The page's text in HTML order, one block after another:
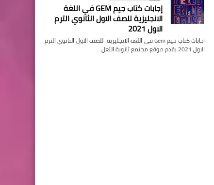
إجابات كتاب جيم GEM في اللغة
الانجليزية للصف الاول الثانوي الترم
الاول 2021
اجابات كتاب جيم Gem فى اللغة الانجليزية للصف الاول الثانوي الترم
الاول 2021 يقدم موقع مجتمع ثانوية التعل…